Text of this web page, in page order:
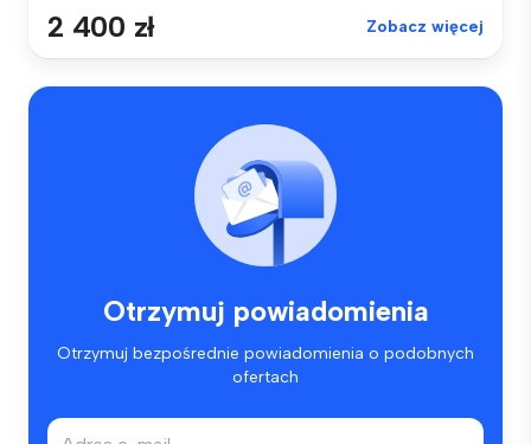
2 400 zł Zobacz więcej
Otrzymuj powiadomienia
Otrzymuj bezpośrednie powiadomienia o podobnych
ofertach